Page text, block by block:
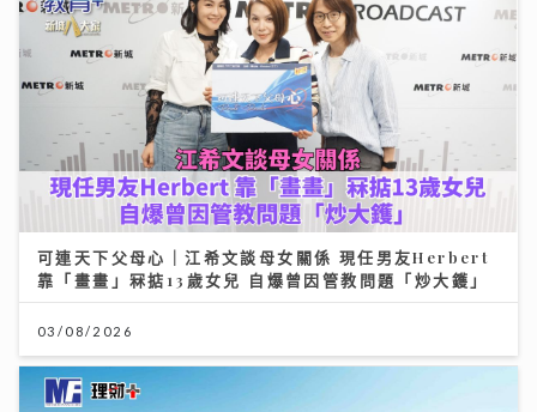
可連天下父母心｜江希文談母女關係 現任男友Herbert
靠「畫畫」冧掂13歲女兒 自爆曾因管教問題「炒大鑊」
03/08/2026